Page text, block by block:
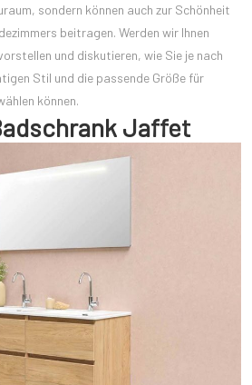
sondern können auch zur Schönheit
beitragen. Werden wir Ihnen
und diskutieren, wie Sie je nach
Stil und die passende Größe für
können.
Jaffet